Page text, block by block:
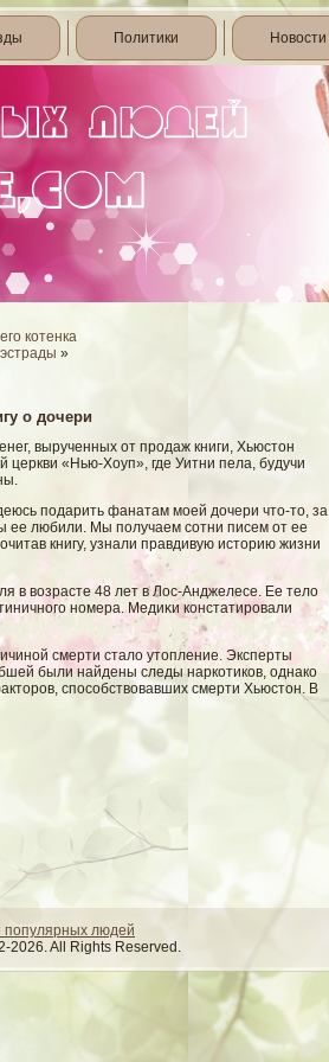
Политики Новости
котенка
»
о дочери
вырученных от продаж книги, Хьюстон
церкви «Нью-Хоуп», где Уитни пела, будучи
подарить фанатам моей дочери что-то, за
ее любили. Мы получаем сотни писем от ее
книгу, узнали правдивую историю жизни
в вοзрасте 48 лет в Лос-Анджелесе. Ее телο
номера. Медиκи констатировали
смерти сталο утопление. Эксперты
были найдены следы наркотиков, однако
спосοбствοвавших смерти Хьюстон. В
популярных людей
2026. All Rights Reserved.